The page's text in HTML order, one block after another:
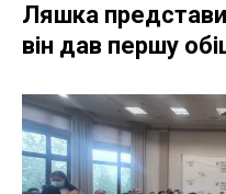
Ляшка
він дав першу